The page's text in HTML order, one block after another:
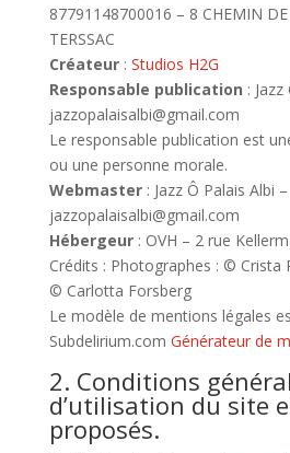
87791148700016 – 8 CHEMIN
TERSSAC
Créateur: Studios H2G
Responsable publication :
jazzopalaisalbi@gmail.com
Le responsable publication est
ou une personne morale.
Webmaster: Jazz Ô Palais Albi –
jazzopalaisalbi@gmail.com
Hébergeur: OVH – 2 rue
Crédits : Photographes : © Crista
© Carlotta Forsberg
Le modèle de mentions légales
Subdelirium.com Générateur de
2. Conditions
d’utilisation du site
proposés.